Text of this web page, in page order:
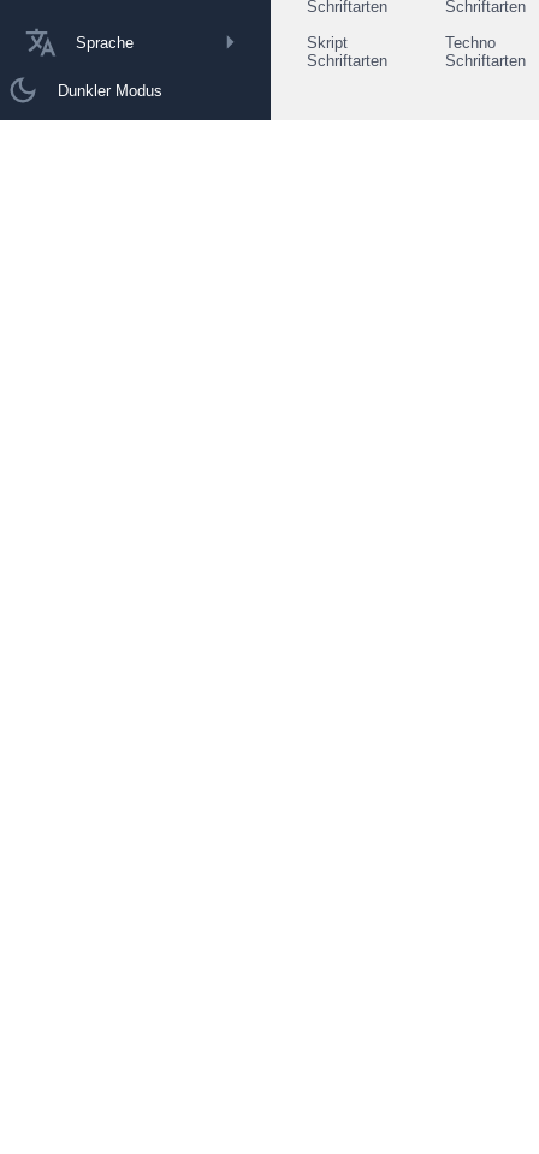
Sprache
Dunkler Modus
Schriftarten
Schriftarten
Skript
Schriftarten
Techno
Schriftarten